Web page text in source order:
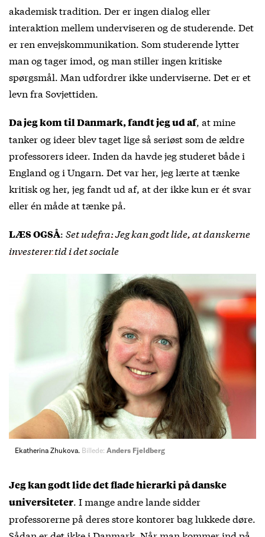
akademisk tradition. Der er ingen dialog eller
interaktion mellem underviseren og de studerende. Det
er ren envejskommunikation. Som studerende lytter
man og tager imod, og man stiller ingen kritiske
spørgsmål. Man udfordrer ikke underviserne. Det er et
levn fra Sovjettiden.
Da jeg kom til Danmark, fandt jeg ud af, at mine
tanker og ideer blev taget lige så seriøst som de ældre
professorers ideer. Inden da havde jeg studeret både i
England og i Ungarn. Det var her, jeg lærte at tænke
kritisk og her, jeg fandt ud af, at der ikke kun er ét svar
eller én måde at tænke på.
LÆS OGSÅ: Set udefra: Jeg kan godt lide, at danskerne
investerer tid i det sociale
Ekatherina Zhukova. Billede: Anders Fjeldberg
Jeg kan godt lide det flade hierarki på danske
universiteter. I mange andre lande sidder
professorerne på deres store kontorer bag lukkede døre.